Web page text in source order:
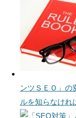
ンツＳＥＯ」の
ルを知らなけれ